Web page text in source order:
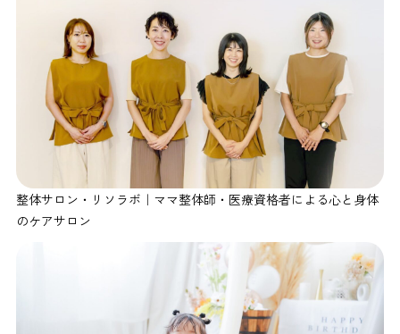
整体サロン・リソラボ｜ママ整体師・医療資格者による心と身体
のケアサロン